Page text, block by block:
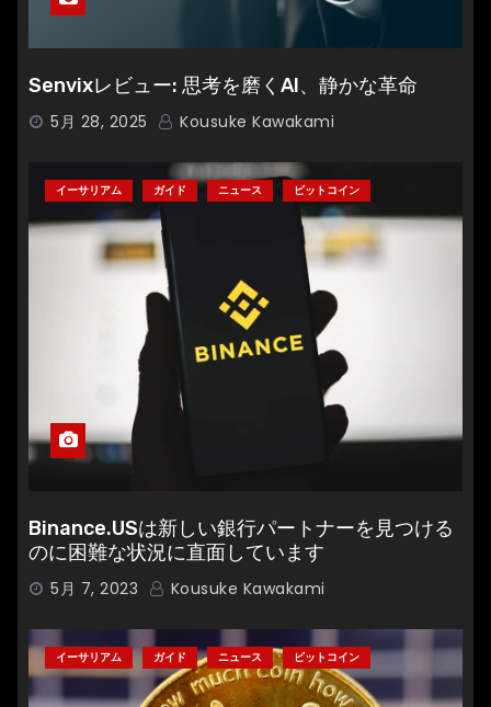
Senvixレビュー: 思考を磨くAI、静かな革命
5月 28, 2025 Kousuke Kawakami
イーサリアム ガイド ニュース ビットコイン
Binance.USは新しい銀行パートナーを見つける
のに困難な状況に直面しています
5月 7, 2023 Kousuke Kawakami
イーサリアム ガイド ニュース ビットコイン